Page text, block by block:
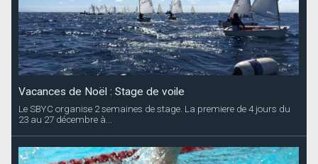
Vacances de Noël : Stage de voile
Le SBYC organise 2 semaines de stage. La premiere de 4 jours du
23 au 27 décembre à...